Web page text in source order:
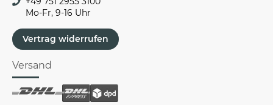
Mo-Fr, 9-16 Uhr
Vertrag widerrufen
Versand